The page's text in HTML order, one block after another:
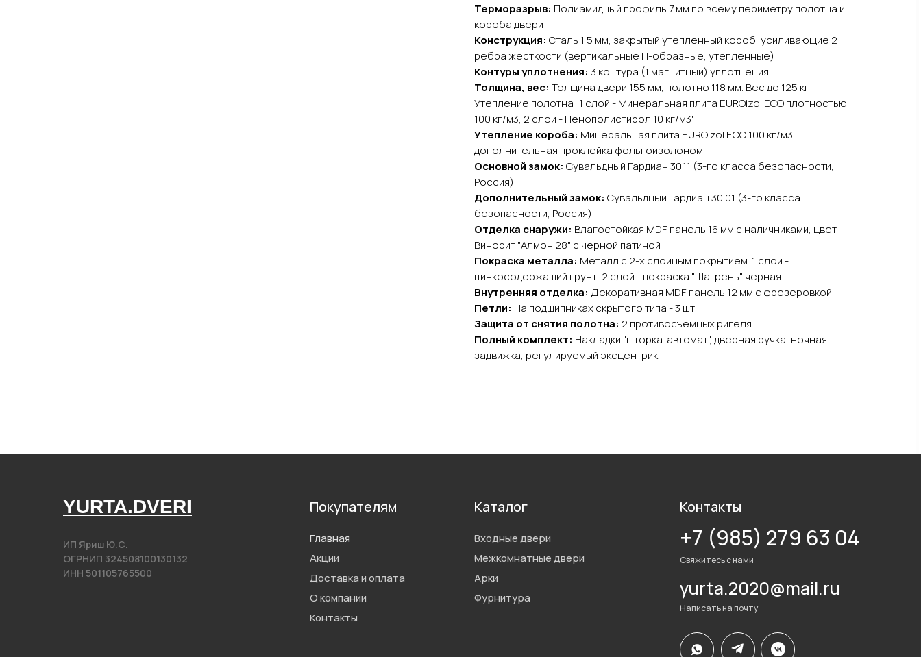
Терморазрыв: Полиамидный профиль 7 мм по всему периметру полотна и
короба двери
Конструкция: Сталь 1,5 мм, закрытый утепленный короб, усиливающие 2
ребра жесткости (вертикальные П-образные, утепленные)
Контуры уплотнения: 3 контура (1 магнитный) уплотнения
Толщина, вес: Толщина двери 155 мм, полотно 118 мм. Вес до 125 кг
Утепление полотна: 1 слой - Минеральная плита EUROizol ECO плотностью
100 кг/м3, 2 слой - Пенополистирол 10 кг/м3'
Утепление короба: Минеральная плита EUROizol ECO 100 кг/м3,
дополнительная проклейка фольгоизолоном
Основной замок: Сувальдный Гардиан 30.11 (3-го класса безопасности,
Россия)
Дополнительный замок: Сувальдный Гардиан 30.01 (3-го класса
безопасности, Россия)
Отделка снаружи: Влагостойкая MDF панель 16 мм с наличниками, цвет
Винорит "Алмон 28" с черной патиной
Покраска металла: Металл с 2-х слойным покрытием. 1 слой -
цинкосодержащий грунт, 2 слой - покраска "Шагрень" черная
Внутренняя отделка: Декоративная MDF панель 12 мм с фрезеровкой
Петли: На подшипниках скрытого типа - 3 шт.
Защита от снятия полотна: 2 противосъемных ригеля
Полный комплект: Накладки "шторка-автомат", дверная ручка, ночная
задвижка, регулируемый эксцентрик.
YURTA.DVERI
Контакты
О компании
Доставка и оплата
Акции
Фурнитура
Арки
Межкомнатные двери
Написать на почту
Свяжитесь с нами
Входные двери
Главная
yurta.2020@mail.ru
+7 (985) 279 63 04
Контакты
Каталог
Покупателям
ИП Яриш Ю.С.
ОГРНИП 324508100130132
ИНН 501105765500